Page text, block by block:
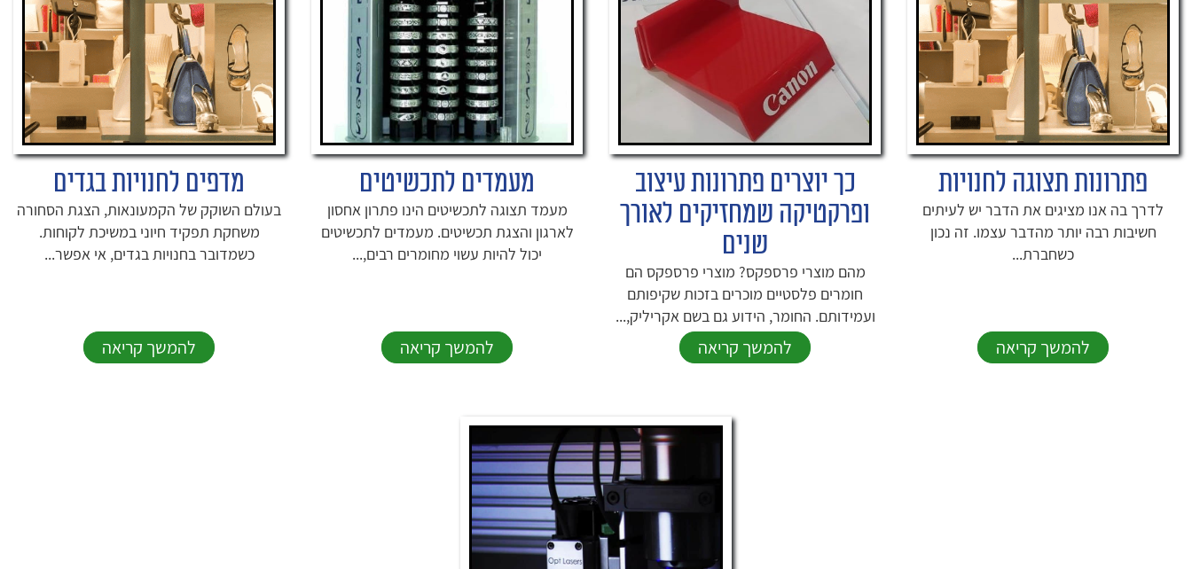
פתרונות תצוגה לחנויות
לדרך בה אנו מציגים את הדבר יש לעיתים
חשיבות רבה יותר מהדבר עצמו. זה נכון
כשחברת...
להמשך קריאה
כך יוצרים פתרונות עיצוב
ופרקטיקה שמחזיקים לאורך
שנים
מהם מוצרי פרספקס? מוצרי פרספקס הם
חומרים פלסטיים מוכרים בזכות שקיפותם
ועמידותם. החומר, הידוע גם בשם אקריליק,...
להמשך קריאה
מעמדים לתכשיטים
מעמד תצוגה לתכשיטים הינו פתרון אחסון
לארגון והצגת תכשיטים. מעמדים לתכשיטים
יכול להיות עשוי מחומרים רבים,...
להמשך קריאה
מדפים לחנויות בגדים
בעולם השוקק של הקמעונאות, הצגת הסחורה
משחקת תפקיד חיוני במשיכת לקוחות.
כשמדובר בחנויות בגדים, אי אפשר...
להמשך קריאה